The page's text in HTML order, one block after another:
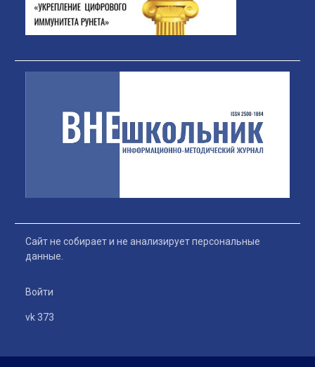
Сайт не собирает и не анализирует персональные
данные.
Войти
vk 373